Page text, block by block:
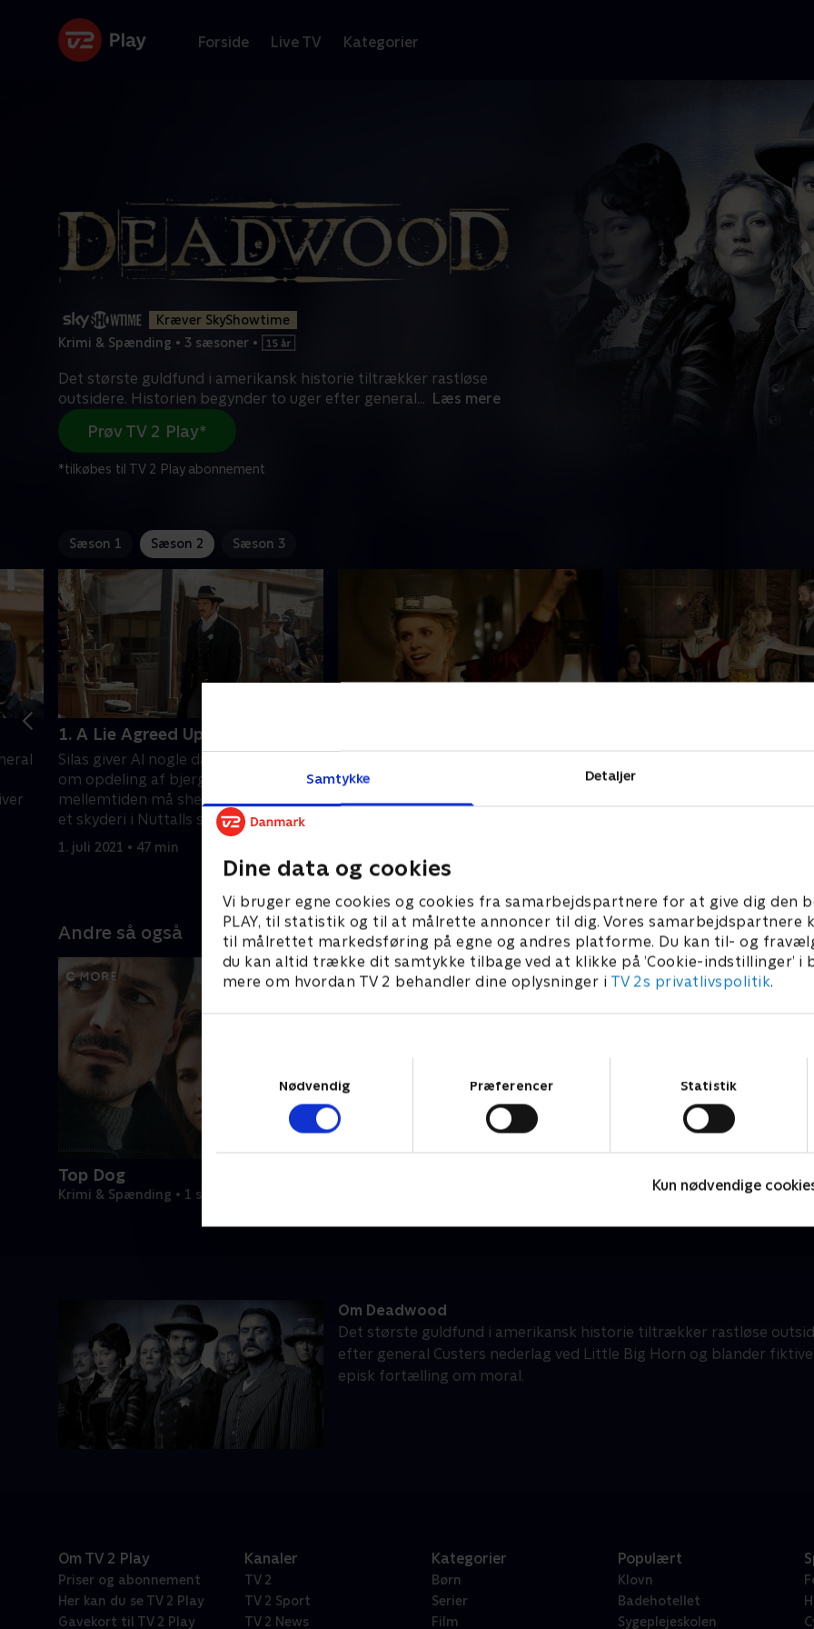
Samtykke Detaljer
Dine data og cookies
Vi bruger egne cookies og cookies fra samarbejdspartnere for at give dig den
PLAY, til statistik og til at målrette annoncer til dig. Vores samarbejdspartnere
til målrettet markedsføring på egne og andres platforme. Du kan til- og
du kan altid trække dit samtykke tilbage ved at klikke på ’Cookie-indstillinger’ i
mere om hvordan TV 2 behandler dine oplysninger i TV 2s privatlivspolitik.
Nødvendig
Præferencer Statistik
Kun nødvendige
Forside Live TV Kategorier
Kræver SkyShowtime
Krimi & Spænding • 3 sæsoner •
Det største guldfund i amerikansk historie tiltrækker rastløse
outsidere. Historien begynder to uger efter general... Læs mere
Prøv TV 2 Play*
*tilkøbes til TV 2 Play abonnement
Sæson 1 Sæson 2 Sæson 3
1. A Lie Agreed Upon, Part 1
Silas giver Al nogle dårlige nyheder
om opdeling af bjerglandet. I
mellemtiden må sheriffen tage sig af
et skyderi i Nuttalls saloon.
1. juli 2021 • 47 min
tilstand. Sheriffen er bekymret for sin
fremtid med Alma, nu hvor hans kone
minemagnaten Geroge
Andre så også
Top Dog
Krimi & Spænding • 1 sæsoner
Om Deadwood
Det største guldfund i amerikansk historie tiltrækker rastløse
efter general Custers nederlag ved Little Big Horn og blander
episk fortælling om moral.
Om TV 2 Play
Priser og abonnement
Her kan du se TV 2 Play
Gavekort til TV 2 Play
Kanaler
TV 2
TV 2 Sport
TV 2 News
Kategorier
Børn
Serier
Film
Populært
Klovn
Badehotellet
Sygeplejeskolen